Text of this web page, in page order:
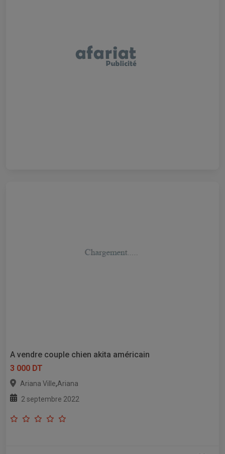
A vendre couple chien akita américain
3 000 DT
Ariana Ville,Ariana
2 septembre 2022